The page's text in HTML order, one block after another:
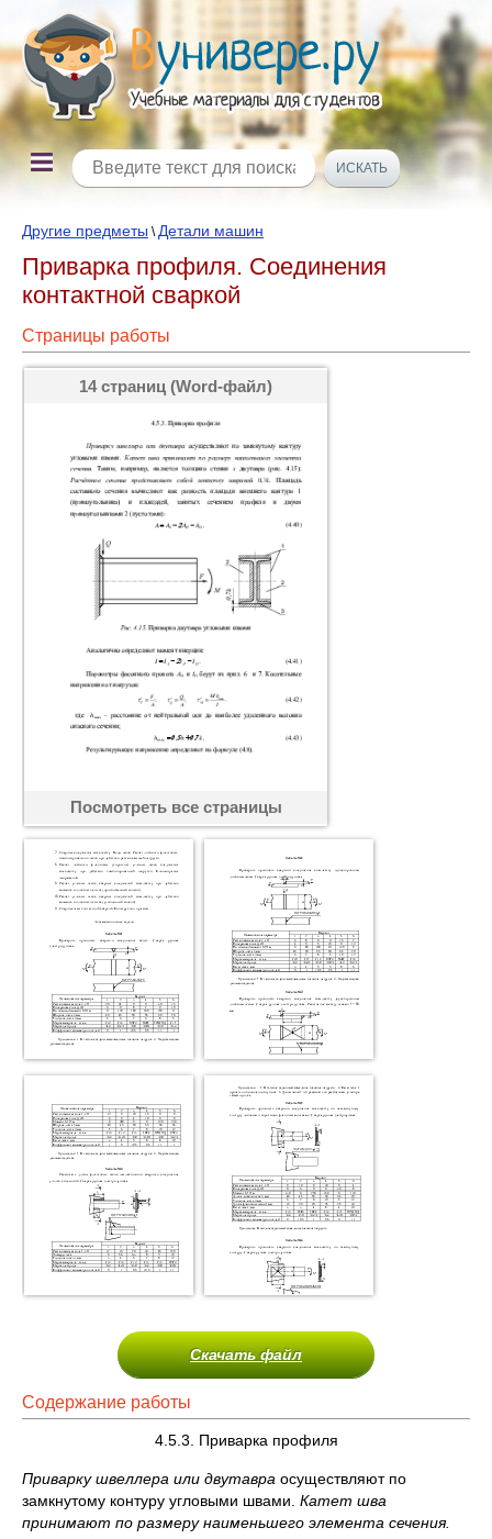
Другие предметы \ Детали машин
Приварка профиля. Соединения
контактной сваркой
Страницы работы
14 страниц (Word-файл)
Посмотреть все страницы
Скачать файл
Содержание работы
4.5.3. Приварка профиля
Приварку швеллера или двутавра осуществляют по
замкнутому контуру угловыми швами. Катет шва
принимают по размеру наименьшего элемента сечения.